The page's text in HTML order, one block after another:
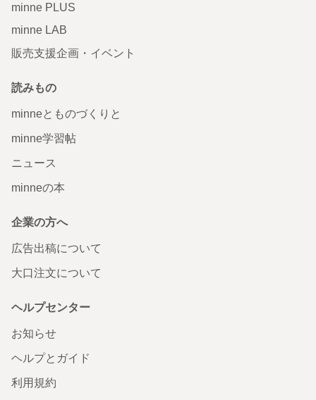
minne PLUS
minne LAB
販売支援企画・イベント
読みもの
minneとものづくりと
minne学習帖
ニュース
minneの本
企業の方へ
広告出稿について
大口注文について
ヘルプセンター
お知らせ
ヘルプとガイド
利用規約